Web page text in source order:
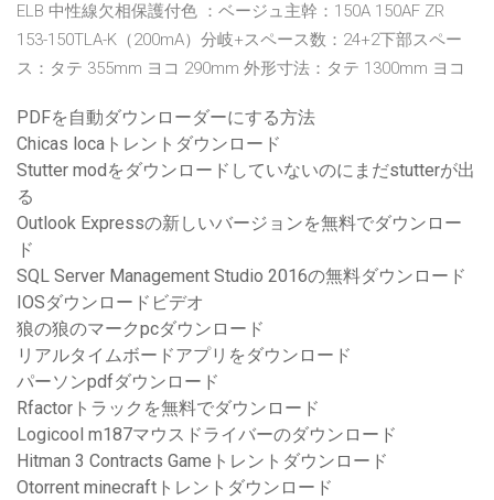
ELB 中性線欠相保護付色 ：ベージュ主幹：150A 150AF ZR
153-150TLA-K（200mA）分岐+スペース数：24+2下部スペー
ス：タテ 355mm ヨコ 290mm 外形寸法：タテ 1300mm ヨコ
PDFを自動ダウンローダーにする方法
Chicas locaトレントダウンロード
Stutter modをダウンロードしていないのにまだstutterが出
る
Outlook Expressの新しいバージョンを無料でダウンロー
ド
SQL Server Management Studio 2016の無料ダウンロード
IOSダウンロードビデオ
狼の狼のマークpcダウンロード
リアルタイムボードアプリをダウンロード
パーソンpdfダウンロード
Rfactorトラックを無料でダウンロード
Logicool m187マウスドライバーのダウンロード
Hitman 3 Contracts Gameトレントダウンロード
Otorrent minecraftトレントダウンロード